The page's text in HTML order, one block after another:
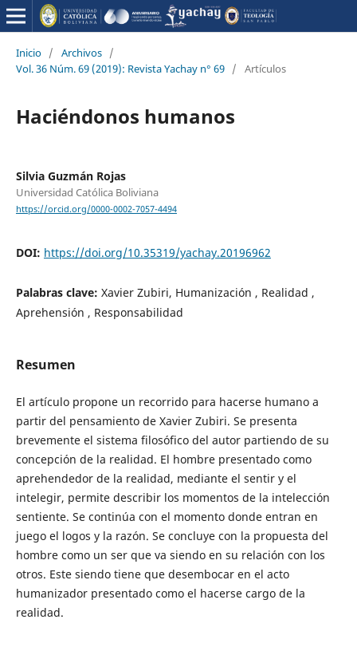
Inicio / Archivos /
Vol. 36 Núm. 69 (2019): Revista Yachay n° 69 / Artículos
Haciéndonos humanos
Silvia Guzmán Rojas
Universidad Católica Boliviana
https://orcid.org/0000-0002-7057-4494
DOI: https://doi.org/10.35319/yachay.20196962
Palabras clave: Xavier Zubiri, Humanización , Realidad ,
Aprehensión , Responsabilidad
Resumen
El artículo propone un recorrido para hacerse humano a
partir del pensamiento de Xavier Zubiri. Se presenta
brevemente el sistema filosófico del autor partiendo de su
concepción de la realidad. El hombre presentado como
aprehendedor de la realidad, mediante el sentir y el
intelegir, permite describir los momentos de la intelección
sentiente. Se continúa con el momento donde entran en
juego el logos y la razón. Se concluye con la propuesta del
hombre como un ser que va siendo en su relación con los
otros. Este siendo tiene que desembocar en el acto
humanizador presentado como el hacerse cargo de la
realidad.